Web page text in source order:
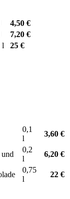
4,50 €
7,20 €
l 25 €
0,1
l
3,60 €
0,2
l
6,20 €
0,75
l
22 €